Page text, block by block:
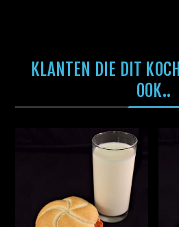
KLANTEN DIE DIT
OOK..